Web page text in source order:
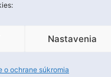
Nastavenia
o ochrane súkromia